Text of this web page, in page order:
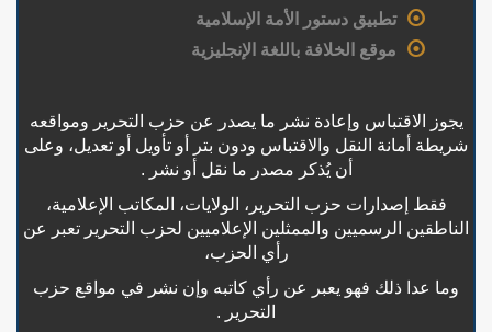
تطبيق دستور الأمة الإسلامية
موقع الخلافة باللغة الإنجليزية
يجوز الاقتباس وإعادة نشر ما يصدر عن حزب التحرير ومواقعه
شريطة أمانة النقل والاقتباس ودون بتر أو تأويل أو تعديل، وعلى
أن يُذكر مصدر ما نقل أو نشر .
فقط إصدارات حزب التحرير، الولايات، المكاتب الإعلامية،
الناطقين الرسميين والممثلين الإعلاميين لحزب التحرير تعبر عن
رأي الحزب،
وما عدا ذلك فهو يعبر عن رأي كاتبه وإن نشر في مواقع حزب
التحرير .